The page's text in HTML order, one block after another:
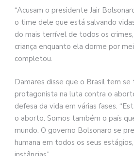
“Acusam o presidente Jair
o time dele que está salvando
do mais terrível de todos os
criança enquanto ela dorme por
completou.
Damares disse que o Brasil tem se
protagonista na luta contra o
defesa da vida em várias fases.
o aborto. Somos também o país
mundo. O governo Bolsonaro se
humana em todos os seus